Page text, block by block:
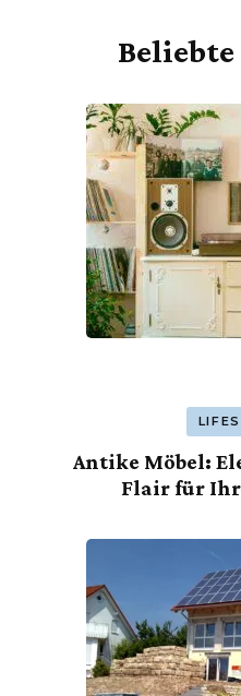
Antike Möbel:
Flair für